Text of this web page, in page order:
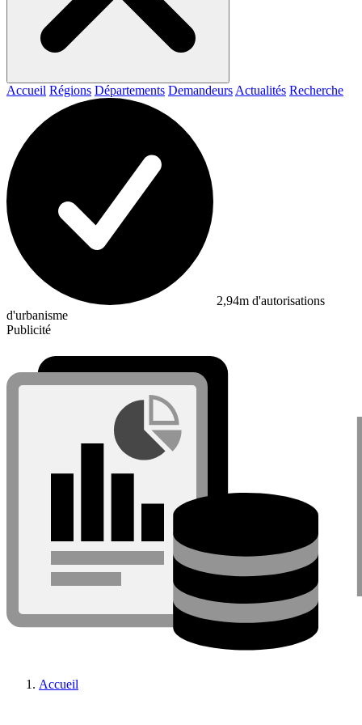
Accueil Régions Départements Demandeurs Actualités Recherche
2,94m d'autorisations
d'urbanisme
Publicité
Accueil